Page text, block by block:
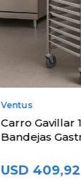
Ventus
Carro Gavillar
Bandejas
USD 409,92